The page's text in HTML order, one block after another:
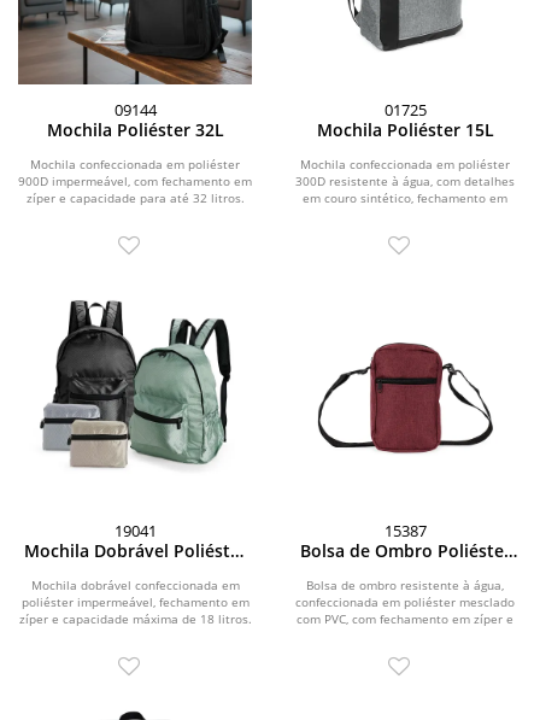
09144
Mochila Poliéster 32L
Mochila confeccionada em poliéster
900D impermeável, com fechamento em
zíper e capacidade para até 32 litros.
01725
Mochila Poliéster 15L
Mochila confeccionada em poliéster
300D resistente à água, com detalhes
em couro sintético, fechamento em
19041
Mochila Dobrável Poliéster
Mochila dobrável confeccionada em
poliéster impermeável, fechamento em
zíper e capacidade máxima de 18 litros.
15387
Bolsa de Ombro Poliéster
Bolsa de ombro resistente à água,
confeccionada em poliéster mesclado
com PVC, com fechamento em zíper e